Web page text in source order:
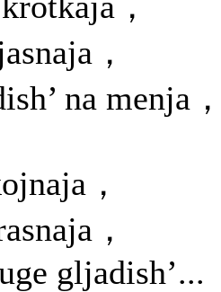
，
na menja
，
，
gljadish’...